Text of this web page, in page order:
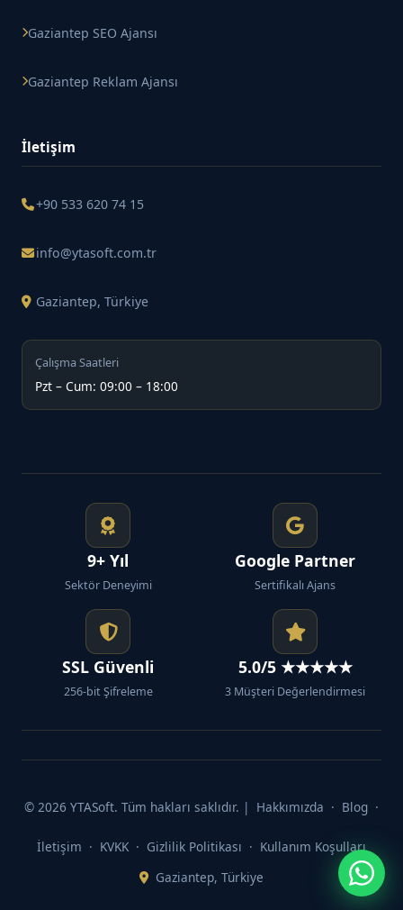
Gaziantep SEO Ajansı
Gaziantep Reklam Ajansı
İletişim
+90 533 620 74 15
info@ytasoft.com.tr
Gaziantep, Türkiye
Çalışma Saatleri
Pzt – Cum: 09:00 – 18:00
9+ Yıl
Sektör Deneyimi
Google Partner
Sertifikalı Ajans
SSL Güvenli
256-bit Şifreleme
5.0/5 ★★★★★
3 Müşteri Değerlendirmesi
© 2026 YTASoft. Tüm hakları saklıdır. | Hakkımızda · Blog ·
İletişim · KVKK · Gizlilik Politikası · Kullanım Koşulları
Gaziantep, Türkiye